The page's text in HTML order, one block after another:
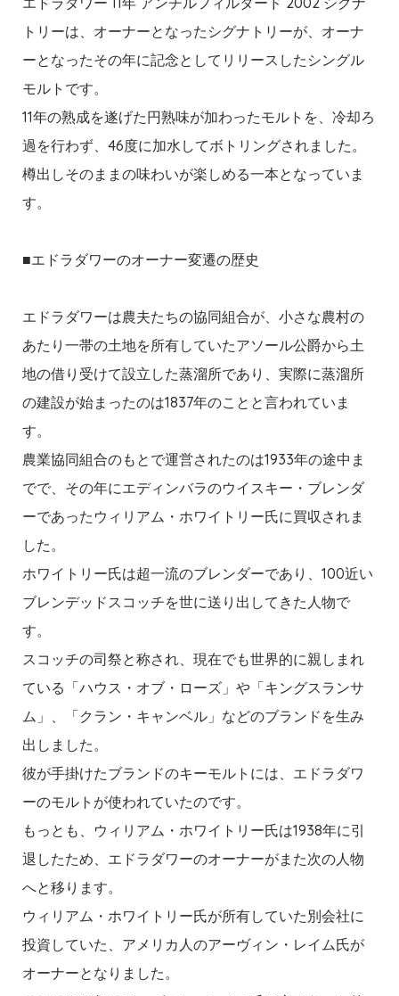
トリーは、オーナーとなったシグナトリーが、オーナ
ーとなったその年に記念としてリリースしたシングル
モルトです。
11年の熟成を遂げた円熟味が加わったモルトを、冷却ろ
過を行わず、46度に加水してボトリングされました。
樽出しそのままの味わいが楽しめる一本となっていま
す。
■エドラダワーのオーナー変遷の歴史
エドラダワーは農夫たちの協同組合が、小さな農村の
あたり一帯の土地を所有していたアソール公爵から土
地の借り受けて設立した蒸溜所であり、実際に蒸溜所
の建設が始まったのは1837年のことと言われていま
す。
農業協同組合のもとで運営されたのは1933年の途中ま
でで、その年にエディンバラのウイスキー・ブレンダ
ーであったウィリアム・ホワイトリー氏に買収されま
した。
ホワイトリー氏は超一流のブレンダーであり、100近い
ブレンデッドスコッチを世に送り出してきた人物で
す。
スコッチの司祭と称され、現在でも世界的に親しまれ
ている「ハウス・オブ・ローズ」や「キングスランサ
ム」、「クラン・キャンベル」などのブランドを生み
出しました。
彼が手掛けたブランドのキーモルトには、エドラダワ
ーのモルトが使われていたのです。
もっとも、ウィリアム・ホワイトリー氏は1938年に引
退したため、エドラダワーのオーナーがまた次の人物
へと移ります。
ウィリアム・ホワイトリー氏が所有していた別会社に
投資していた、アメリカ人のアーヴィン・レイム氏が
オーナーとなりました。